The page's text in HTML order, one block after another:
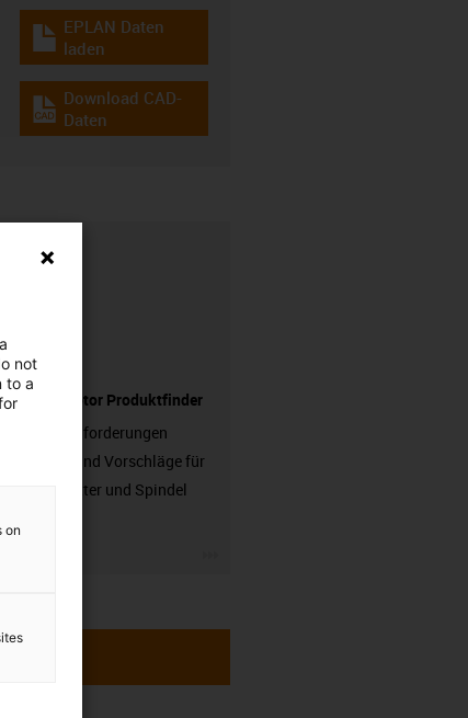
igus-icon-download-plan
EPLAN Daten
laden
igus-icon-cad-dateien
Download CAD-
Daten
Spindelmotor Produktfinder
Einfach Anforderungen
eingeben und Vorschläge für
Motor, Mutter und Spindel
not
to a
on